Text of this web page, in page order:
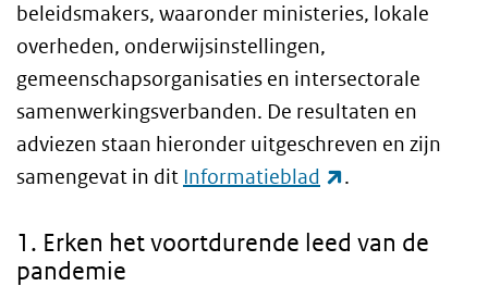
beleidsmakers, waaronder ministeries, lokale
overheden, onderwijsinstellingen,
gemeenschapsorganisaties en intersectorale
samenwerkingsverbanden. De resultaten en
adviezen staan hieronder uitgeschreven en zijn
samengevat in dit Informatieblad (externe link)
.
1. Erken het voortdurende leed van de
pandemie